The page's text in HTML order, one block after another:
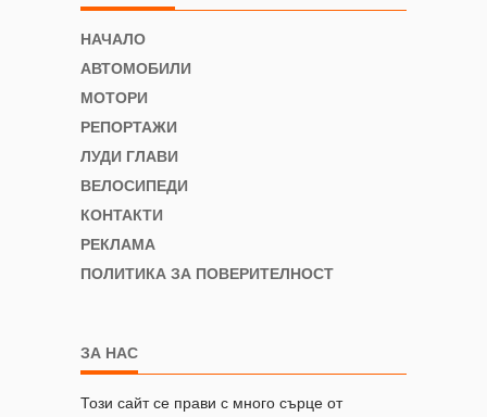
НАЧАЛО
АВТОМОБИЛИ
МОТОРИ
РЕПОРТАЖИ
ЛУДИ ГЛАВИ
ВЕЛОСИПЕДИ
КОНТАКТИ
РЕКЛАМА
ПОЛИТИКА ЗА ПОВЕРИТЕЛНОСТ
ЗА НАС
Този сайт се прави с много сърце от